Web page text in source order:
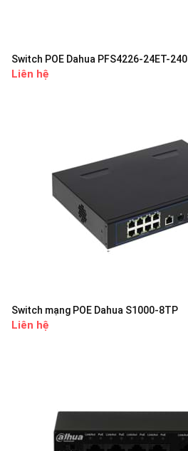
Switch POE Dahua PFS4226-24ET-240
Liên hệ
Switch mạng POE Dahua S1000-8TP
Liên hệ